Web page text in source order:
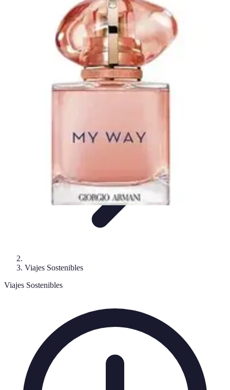
Consejos de ViajeCultura y Experiencias
Destinos de
DestinosTecnología y Gadgets
Viajes y Aventuras
Viajes Sostenibles
Viajes Sostenibles